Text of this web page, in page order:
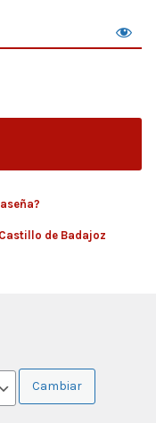
de Badajoz